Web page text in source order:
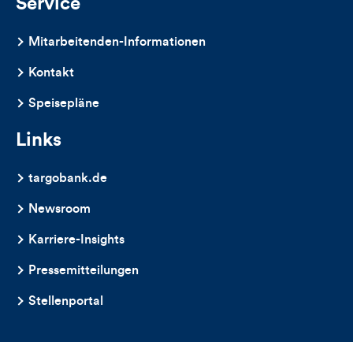
dieses
Artikels
Service
Mitarbeitenden-Informationen
Kontakt
Speisepläne
Links
targobank.de
Newsroom
Karriere-Insights
Pressemitteilungen
Stellenportal